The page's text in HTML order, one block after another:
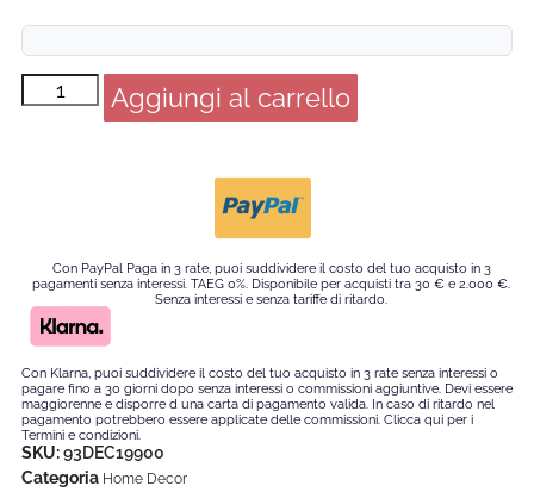
Aggiungi al carrello
Con PayPal Paga in 3 rate, puoi suddividere il costo del tuo acquisto in 3
pagamenti senza interessi. TAEG 0%. Disponibile per acquisti tra 30 € e 2.000 €.
Senza interessi e senza tariffe di ritardo.
Con Klarna, puoi suddividere il costo del tuo acquisto in 3 rate senza interessi o
pagare fino a 30 giorni dopo senza interessi o commissioni aggiuntive. Devi essere
maggiorenne e disporre d una carta di pagamento valida. In caso di ritardo nel
pagamento potrebbero essere applicate delle commissioni. Clicca qui per i
Termini e condizioni.
SKU:93DEC19900
Categoria Home Decor